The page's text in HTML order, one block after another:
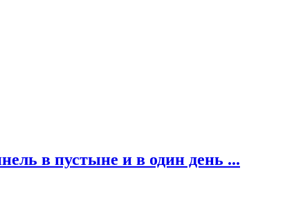
в пустыне и в один день ...